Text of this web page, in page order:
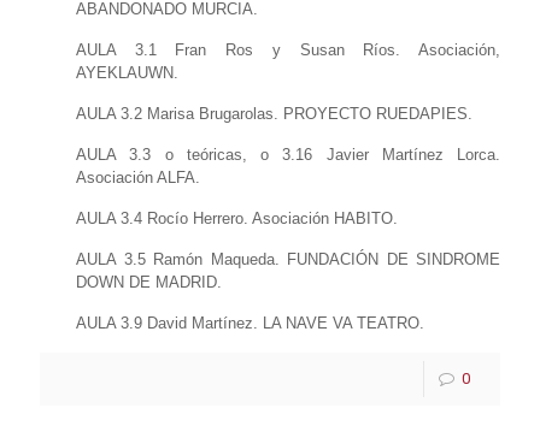
ABANDONADO MURCIA.
AULA 3.1
Fran Ros y Susan Ríos. Asociación,
AYEKLAUWN.
AULA 3.2 Marisa Brugarolas. PROYECTO RUEDAPIES.
AULA 3.3 o teóricas, o 3.16 Javier Martínez Lorca.
Asociación ALFA.
AULA 3.4 Rocío Herrero. Asociación HABITO.
AULA 3.5 Ramón Maqueda. FUNDACIÓN DE SINDROME
DOWN DE MADRID.
AULA 3.9 David Martínez. LA NAVE VA TEATRO.
0